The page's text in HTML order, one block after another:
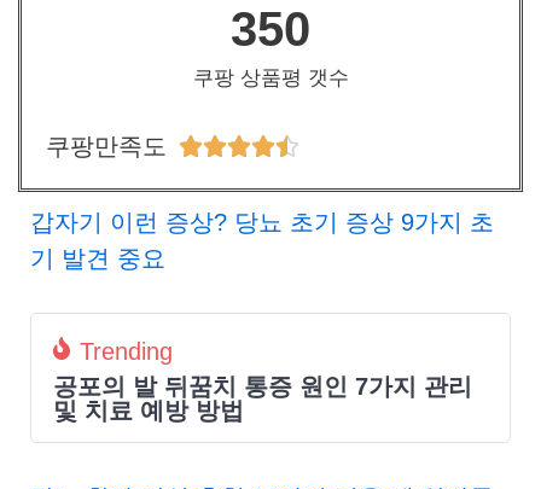
쿠팡 상품평 갯수
350
쿠팡만족도 
갑자기 이런 증상? 당뇨 초기 증상 9가지 초
기 발견 중요
Trending
공포의 발 뒤꿈치 통증 원인 7가지 관리
및 치료 예방 방법